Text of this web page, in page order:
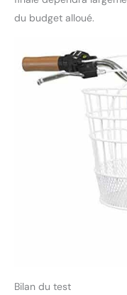
du budget alloué.
Bilan du test